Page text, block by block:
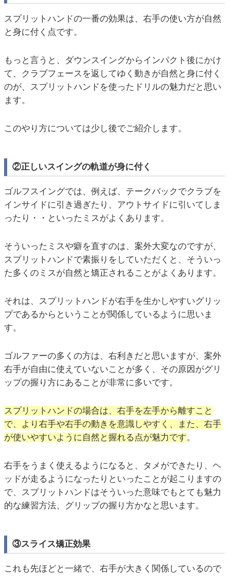
スプリットハンドの一番の効果は、右手の使い方が自然
と身に付く点です。
もっと言うと、ダウンスイングからインパクト後にかけ
て、クラブフェースを返してゆく動きが自然と身に付く
のが、スプリットハンドを使ったドリルの魅力だと思い
ます。
このやり方については少し後でご紹介します。
②正しいスイングの軌道が身に付く
ゴルフスイングでは、例えば、テークバックでクラブを
インサイドに引き過ぎたり、アウトサイドに引いてしま
ったり・・といったミスがよくあります。
そういったミスや癖を直すのは、案外大変なのですが、
スプリットハンドで素振りをしていただくと、そういっ
た多くのミスが自然と矯正されることがよくあります。
それは、スプリットハンドが右手を生かしやすいグリッ
プであるからということが関係しているように思いま
す。
ゴルファーの多くの方は、右利きだと思いますが、案外
右手が自由に使えていないことが多く、その原因がグリ
ップの握り方にあることが非常に多いです。
スプリットハンドの場合は、右手を左手から離すこと
で、より右手や右手の動きを意識しやすく、また、右手
が使いやすいように自然と握れる点が魅力です。
右手をうまく使えるようになると、タメができたり、ヘ
ッドが走るようになったりといったことが起こりますの
で、スプリットハンドはそういった意味でもとても魅力
的な練習方法、グリップの握り方かなと思います。
③スライス矯正効果
これも先ほどと一緒で、右手が大きく関係しているので